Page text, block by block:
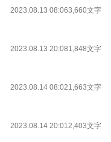
2023.08.13 08:063,660文字
2023.08.13 20:081,848文字
2023.08.14 08:021,663文字
2023.08.14 20:012,403文字